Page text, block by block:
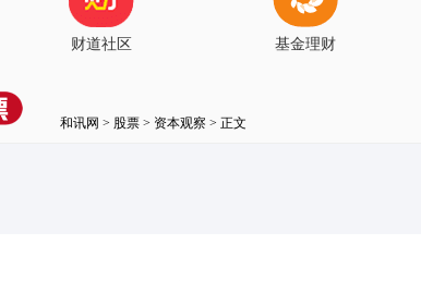
财道社区 基金理财
和讯网 > 股票 > 资本观察 > 正文